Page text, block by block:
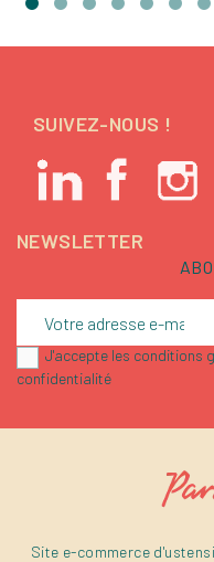
SUIVEZ-NOUS !
NEWSLETTER
J'accepte les conditions
confidentialité
Site e-commerce